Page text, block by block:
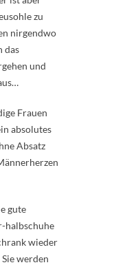
zu
nirgendwo
das
und
Frauen
absolutes
Absatz
gute
halbschuhe
wieder
werden